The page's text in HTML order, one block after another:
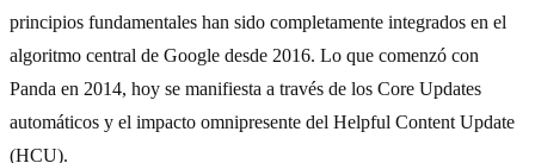
principios fundamentales han sido completamente integrados en el
algoritmo central de Google desde 2016. Lo que comenzó con
Panda en 2014, hoy se manifiesta a través de los Core Updates
automáticos y el impacto omnipresente del Helpful Content Update
(HCU).